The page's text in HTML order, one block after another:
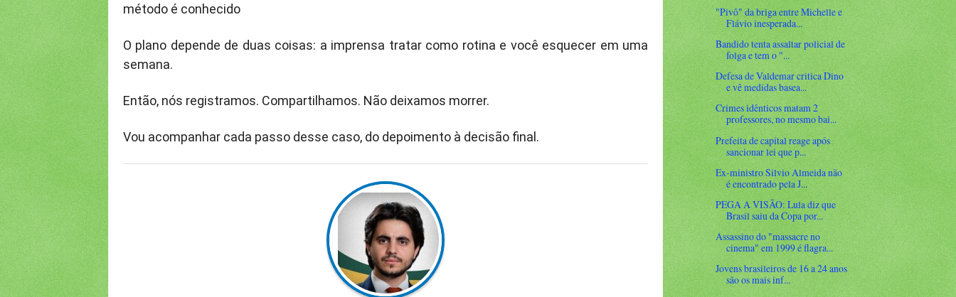
método é conhecido
O plano depende de duas coisas: a imprensa tratar como rotina e você esquecer em uma
semana.
Então, nós registramos. Compartilhamos. Não deixamos morrer.
Vou acompanhar cada passo desse caso, do depoimento à decisão final.
"Pivô" da briga entre Michelle e
Flávio inesperada...
Bandido tenta assaltar policial de
folga e tem o "...
Defesa de Valdemar critica Dino
e vê medidas basea...
Crimes idênticos matam 2
professores, no mesmo bai...
Prefeita de capital reage após
sancionar lei que p...
Ex-ministro Silvio Almeida não
é encontrado pela J...
PEGA A VISÃO: Lula diz que
Brasil saiu da Copa por...
Assassino do "massacre no
cinema" em 1999 é flagra...
Jovens brasileiros de 16 a 24 anos
são os mais inf...